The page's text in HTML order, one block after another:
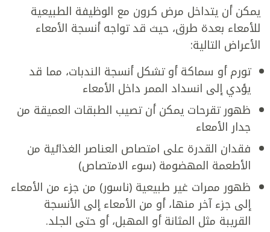
يمكن أن يتداخل مرض كرون مع الوظيفة الطبيعية
للأمعاء بعدة طرق، حيث قد تواجه أنسجة الأمعاء
الأعراض التالية:
تورم أو سماكة أو تشكل أنسجة الندبات، مما قد
يؤدي إلى انسداد الممر داخل الأمعاء
ظهور تقرحات يمكن أن تصيب الطبقات العميقة من
جدار الأمعاء
فقدان القدرة على امتصاص العناصر الغذائية من
الأطعمة المهضومة (سوء الامتصاص)
ظهور ممرات غير طبيعية (ناسور) من جزء من الأمعاء
إلى جزء آخر منها، أو من الأمعاء إلى الأنسجة
القريبة مثل المثانة أو المهبل، أو حتى الجلد.